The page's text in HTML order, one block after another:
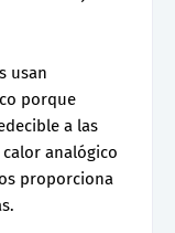
usan
porque
a las
analógico
​​proporciona